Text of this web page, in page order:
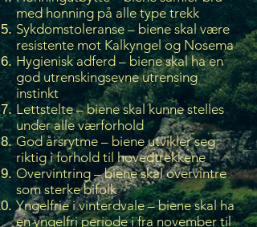
med honning på alle type trekk
Sykdomstoleranse – biene skal være
resistente mot Kalkyngel og Nosema
Hygienisk adferd – biene skal ha en
god utrenskingsevne utrensing
instinkt
Lettstelte – biene skal kunne stelles
under alle værforhold
God årsrytme – biene utvikler seg
riktig i forhold til hovedtrekkene
Overvintring – biene skal overvintre
som sterke bifolk
Yngelfrie i vinterdvale – biene skal ha
en yngelfri periode i fra november til